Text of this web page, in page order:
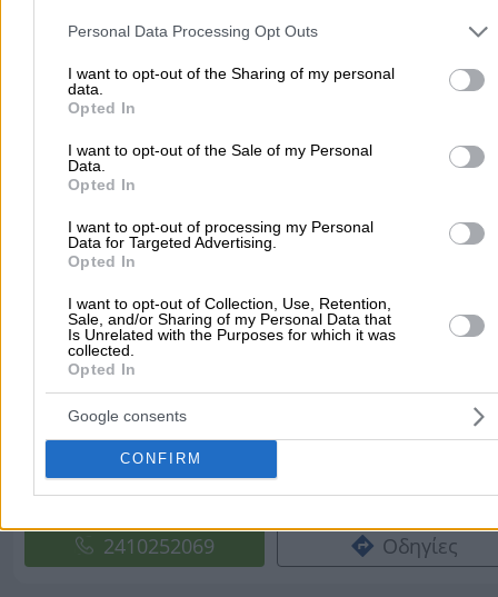
and may gather and store information including but not limited to
to Google and its third-party tags to use your data for below
purposes in below Google consent section.
Personal Data Processing Opt Outs
I want to opt-out of the Sharing of my personal
data.
Opted In
I want to opt-out of the Sale of my Personal
Data.
Opted In
I want to opt-out of processing my Personal
Data for Targeted Advertising.
Opted In
I want to opt-out of Collection, Use, Retention,
Sale, and/or Sharing of my Personal Data that
Is Unrelated with the Purposes for which it was
collected.
Opted In
Google consents
CONFIRM
Διευρυμένο
1ης Μεραρχίας 1, Λάρισα - Πλατεία Νεάπολης
2410626654 Οδηγίες
Οικονόμου Δημήτριος
Διευρυμένο
Ώρες Λειτουργίας:
Ρήκα Γεωργίου 11, Λάρισα - Πλατεία Μικρού
Προφήτη Ηλία
2410252069 Οδηγίες